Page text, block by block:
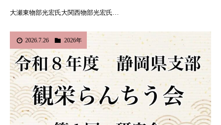
大瀬東物部光宏氏大関西物部光宏氏…
2026.7.26 2026年